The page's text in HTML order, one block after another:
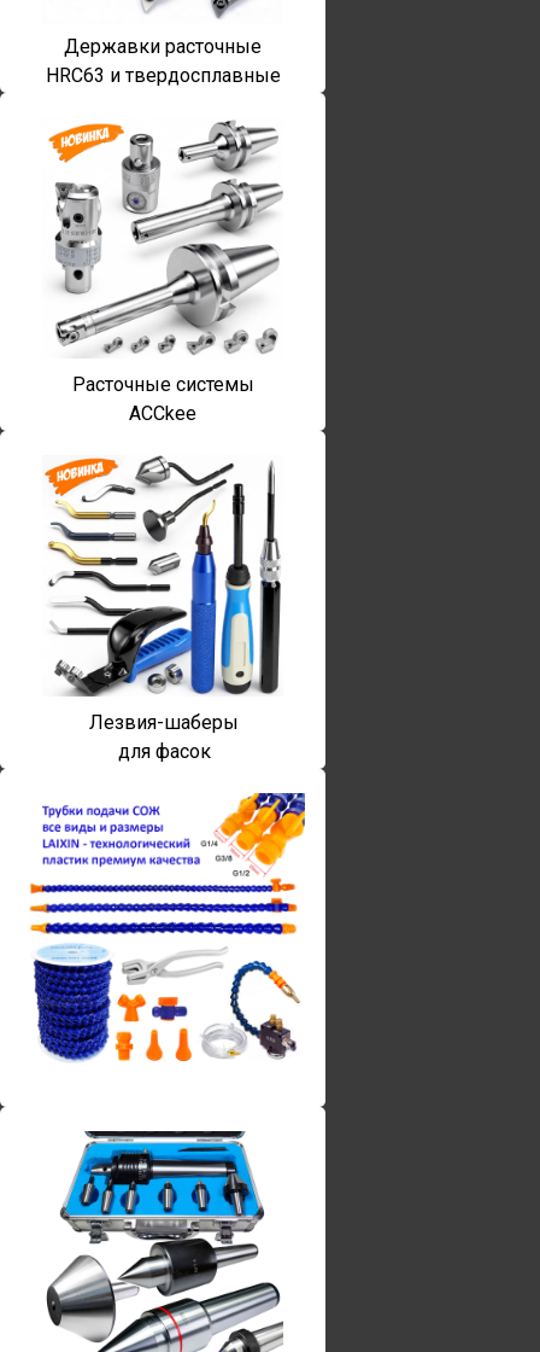
Державки расточные
HRC63 и твердосплавные
Расточные системы
ACCkee
Лезвия-шаберы
для фасок
Винты torx